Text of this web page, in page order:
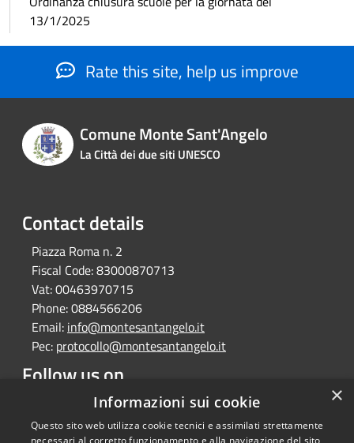
13/1/2025
Rate this site, help us improve
Comune Monte Sant'Angelo
La Città dei due siti UNESCO
Contact details
Piazza Roma n. 2
Fiscal Code:83000870713
Vat:00463970715
Phone:0884566206
Email: info@montesantangelo.it
Pec: protocollo@montesantangelo.it
Follow us on
FacebookYoutubeInstagramTelegramWhatsapp ×
Informazioni sui cookie
Questo sito web utilizza cookie tecnici e assimilati strettamente
necessari al corretto funzionamento e alla navigazione del sito,